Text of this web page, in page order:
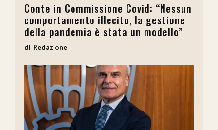
Conte in Commissione Covid: “Nessun
comportamento illecito, la gestione
della pandemia è stata un modello”
Redazione